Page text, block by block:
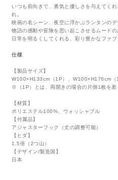
いつも前向きで、勇気と優しさを与えてく
れ。
映画の名シーン、夜空に浮かぶランタンのデ
物語の感動や冒険を思い起こさせるムードの
日常を明るくしてくれる、彩り豊かなファブ
仕様
【製品サイズ】
W100×H133cm（1P）、W100×H176cm（
※（1P）とは、両開きの場合の片側1枚を差
【材質】
ポリエステル100%、ウォッシャブル
【付属品】
アジャスターフック（丈の調整可能）
【ヒダ】
1.5倍（2つ山）
【デザイン/製造国】
日本